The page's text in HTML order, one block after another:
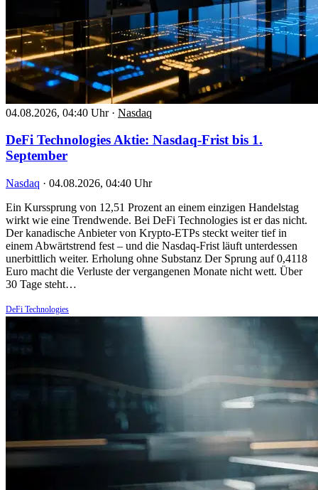
04.08.2026, 04:40 Uhr · Nasdaq
DeFi Technologies Aktie: Nasdaq-Frist bis 1.
September
Nasdaq · 04.08.2026, 04:40 Uhr
Ein Kurssprung von 12,51 Prozent an einem einzigen Handelstag
wirkt wie eine Trendwende. Bei DeFi Technologies ist er das nicht.
Der kanadische Anbieter von Krypto-ETPs steckt weiter tief in
einem Abwärtstrend fest – und die Nasdaq-Frist läuft unterdessen
unerbittlich weiter. Erholung ohne Substanz Der Sprung auf 0,4118
Euro macht die Verluste der vergangenen Monate nicht wett. Über
30 Tage steht…
DeFi Technologies